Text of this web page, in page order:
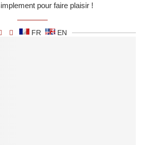
pour faire plaisir !
FR EN